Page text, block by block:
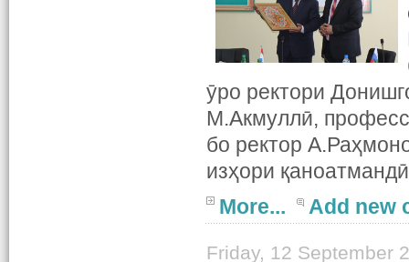
ӯро ректори
М.Акмуллӣ,
бо ректор
изҳори
More...
Add new
Friday, 12 September